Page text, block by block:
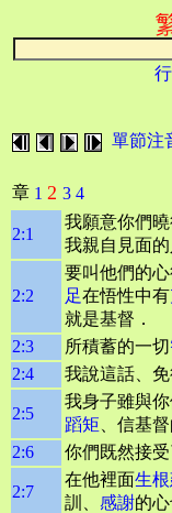
行
單節注
章 1 2 3 4
2:1
我願意你們
我親自見面
2:2
要叫他們的
足在悟性中有
就是基督．
2:3
所積蓄的一切
2:4
我說這話、
2:5
我身子雖與你
蹈矩 、信基
2:6
你們既然接
2:7
在他裡面生根
訓、 感謝的心